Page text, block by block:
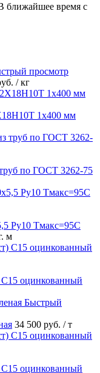
ближайшее время с
просмотр
/ кг
1х400 мм
по ГОСТ 3262-75
Ру10 Тмакс=95C
м
оцинкованный
Быстрый
34 500 руб. / т
оцинкованный